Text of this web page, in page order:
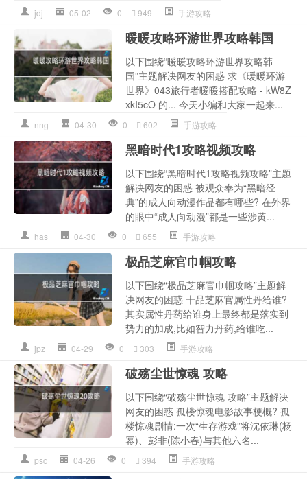
jdj 05-02 0 949 手游攻略
暖暖攻略环游世界攻略韩国
以下围绕“暖暖攻略环游世界攻略韩
国”主题解决网友的困惑 求《暖暖环游
世界》043旅行者暖暖搭配攻略 - kW8Z
xkI5cO 的... 今天小编和大家一起来...
nng 04-30 0 602 手游攻略
黑暗时代1攻略视频攻略
以下围绕“黑暗时代1攻略视频攻略”主题
解决网友的困惑 被观众奉为“黑暗经
典”的成人向动漫作品都有哪些? 在外界
的眼中“成人向动漫”都是一些涉黄...
has 04-30 0 655 手游攻略
极品芝麻官巾帼攻略
以下围绕“极品芝麻官巾帼攻略”主题解
决网友的困惑 十品芝麻官属性丹给谁?
其实属性丹药给谁身上最终都是落实到
势力的加成,比如智力丹药,给谁吃...
jpz 04-29 0 303 手游攻略
破殇尘世惊魂 攻略
以下围绕“破殇尘世惊魂 攻略”主题解决
网友的困惑 孤楼惊魂电影故事梗概? 孤
楼惊魂剧情:一次“生存游戏”将沈依琳(杨
幂)、彭非(陈小春)与其他六名...
psc 04-26 0 394 手游攻略